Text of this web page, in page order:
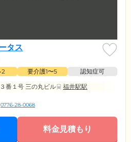
タス
要介護1〜5
認知症可
番１号 三の丸ビル
福井駅駅
0776-28-0068
料金見積もり